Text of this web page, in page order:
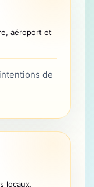
aéroport et
de
locaux,